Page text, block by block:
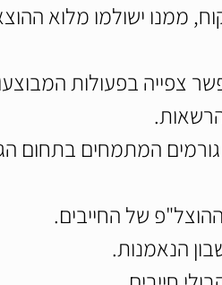
ממנו ישולמו מלוא
צפייה בפעולות
המתמחים בתחום
של החייבים.
הנאמנות.